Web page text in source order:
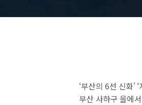
‘부산의 6선 신화’
부산 사하구 을에